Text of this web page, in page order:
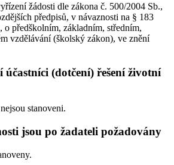
žádosti dle zákona č. 500/2004 Sb.,
předpisů, v návaznosti na § 183
o předškolním, základním, středním,
vzdělávání (školský zákon), ve znění
účastníci (dotčení) řešení životní
stanoveni.
jsou po žadateli požadovány